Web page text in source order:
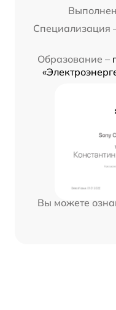
Специализация
Образование –
Вы можете